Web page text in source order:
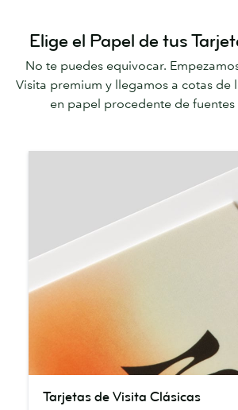
Elige el Papel de tus
No te puedes equivocar.
Visita premium y llegamos a cotas de
en papel procedente de fuentes
Tarjetas de Visita Clásicas